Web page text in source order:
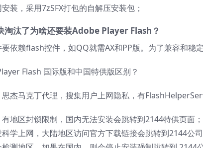
装，采用7zSFX打包的自解压安装包；
淘汰了为啥还要装Adobe Player Flash？
依赖flash控件，如QQ就需AX和PP版。为了兼容和稳
Flash 国际版和中国特供版区别？
杰马克丁代理，搜集用户上网隐私，有
地区封锁限制，国内无法安装会跳转到2144特供页面；
学上网，大陆地区访问官方下载链接会跳转到2144公